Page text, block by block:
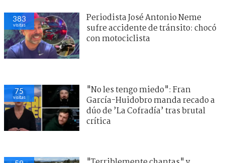
399
visitas
Periodista José Antonio Neme
sufre accidente de tránsito: chocó
con motociclista
80
visitas
"No les tengo miedo": Fran
García-Huidobro manda recado a
dúo de ’La Cofradía’ tras brutal
crítica